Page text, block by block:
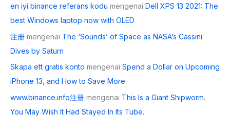
en iyi binance referans kodu mengenai Dell XPS 13 2021: The
best Windows laptop now with OLED
注册 mengenai The ‘Sounds’ of Space as NASA’s Cassini
Dives by Saturn
Skapa ett gratis konto mengenai Spend a Dollar on Upcoming
iPhone 13, and How to Save More
www.binance.info注册 mengenai This Is a Giant Shipworm.
You May Wish It Had Stayed In Its Tube.